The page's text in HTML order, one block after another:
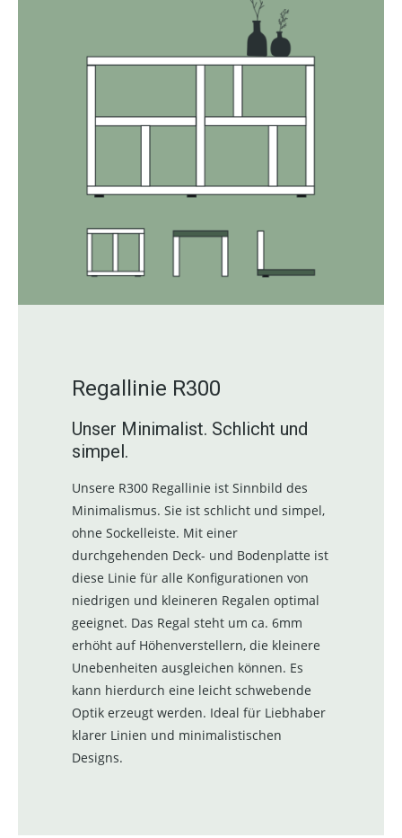
Regallinie R300
Unser Minimalist. Schlicht und
simpel.
Unsere R300 Regallinie ist Sinnbild des
Minimalismus. Sie ist schlicht und simpel,
ohne Sockelleiste. Mit einer
durchgehenden Deck- und Bodenplatte ist
diese Linie für alle Konfigurationen von
niedrigen und kleineren Regalen optimal
geeignet. Das Regal steht um ca. 6mm
erhöht auf Höhenverstellern, die kleinere
Unebenheiten ausgleichen können. Es
kann hierdurch eine leicht schwebende
Optik erzeugt werden. Ideal für Liebhaber
klarer Linien und minimalistischen
Designs.